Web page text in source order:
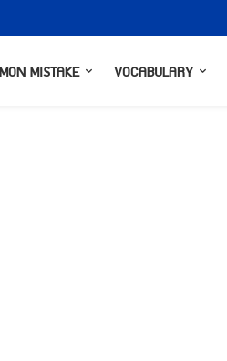
MISTAKE VOCABULARY